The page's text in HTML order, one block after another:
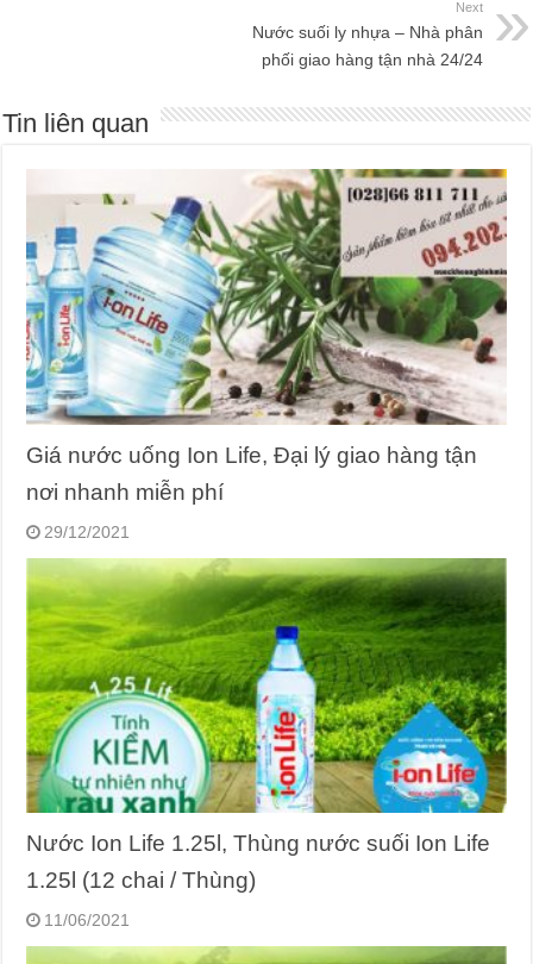
Next
Nước suối ly nhựa – Nhà phân
phối giao hàng tận nhà 24/24
Tin liên quan
Giá nước uống Ion Life, Đại lý giao hàng tận
nơi nhanh miễn phí
29/12/2021
Nước Ion Life 1.25l, Thùng nước suối Ion Life
1.25l (12 chai / Thùng)
11/06/2021